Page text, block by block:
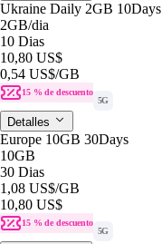
Ukraine Daily 2GB 10Days
2GB/dia
10 Dias
10,80 US$
0,54 US$/GB
15 % de descuento
5G
Detalles
Europe 10GB 30Days
10GB
30 Dias
1,08 US$/GB
10,80 US$
15 % de descuento
5G